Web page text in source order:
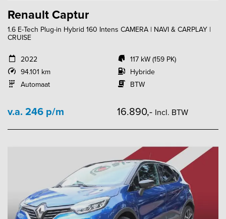
Renault Captur
1.6 E-Tech Plug-in Hybrid 160 Intens CAMERA | NAVI & CARPLAY |
CRUISE
2022
94.101 km
Automaat
117 kW (159 PK)
Hybride
BTW
v.a. 246 p/m 16.890,- Incl. BTW